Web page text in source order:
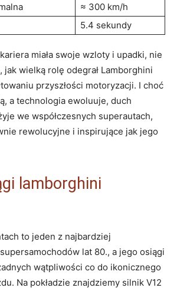
≈ 300 km/h
5.4 sekundy
miała swoje wzloty i upadki, nie
jak wielką rolę odegrał Lamborghini
przyszłości motoryzacji. I choć
a technologia ewoluuje, duch
we współczesnych superautach,
rewolucyjne i inspirujące jak jego
lamborghini
to jeden z najbardziej
lat 80., a jego osiągi
wątpliwości co do ikonicznego
Na pokładzie znajdziemy silnik V12